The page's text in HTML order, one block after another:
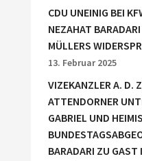
CDU UNEINIG BEI
NEZAHAT
MÜLLERS
13. Februar 2025
VIZEKANZLER A. D.
ATTENDORNER
GABRIEL UND
BARADARI ZU GAST